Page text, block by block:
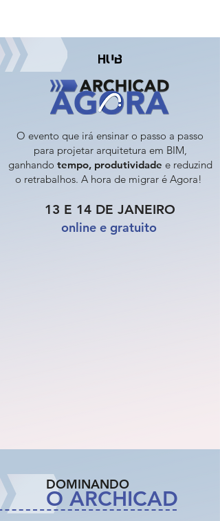
O evento que irá ensinar o passo a passo
para projetar arquitetura em BIM,
ganhando tempo, produtividade e reduzind
o retrabalhos. A hora de migrar é Agora!
online e gratuito
13 E 14 DE JANEIRO
DOMINANDO
O ARCHICAD